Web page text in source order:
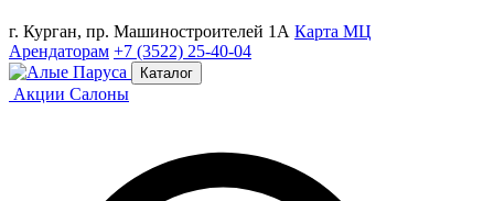
г. Курган, пр. Машиностроителей 1А Карта МЦ
Арендаторам +7 (3522) 25-40-04
Каталог
Акции Салоны